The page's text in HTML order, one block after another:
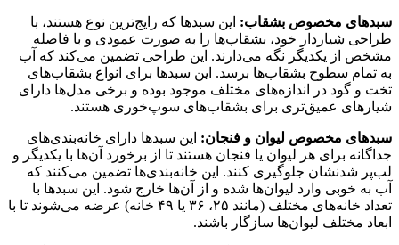
سبدهای مخصوص بشقاب: این سبدها که رایج‌ترین نوع هستند، با
طراحی شیاردار خود، بشقاب‌ها را به صورت عمودی و با فاصله
مشخص از یکدیگر نگه می‌دارند. این طراحی تضمین می‌کند که آب
به تمام سطوح بشقاب‌ها برسد. این سبدها برای انواع بشقاب‌های
تخت و گود در اندازه‌های مختلف موجود بوده و برخی مدل‌ها دارای
شیارهای عمیق‌تری برای بشقاب‌های سوپ‌خوری هستند.
سبدهای مخصوص لیوان و فنجان: این سبدها دارای خانه‌بندی‌های
جداگانه برای هر لیوان یا فنجان هستند تا از برخورد آن‌ها با یکدیگر و
لب‌پر شدنشان جلوگیری کنند. این خانه‌بندی‌ها تضمین می‌کنند که
آب به خوبی وارد لیوان‌ها شده و از آن‌ها خارج شود. این سبدها با
تعداد خانه‌های مختلف (مانند ۲۵، ۳۶ یا ۴۹ خانه) عرضه می‌شوند تا با
ابعاد مختلف لیوان‌ها سازگار باشند.